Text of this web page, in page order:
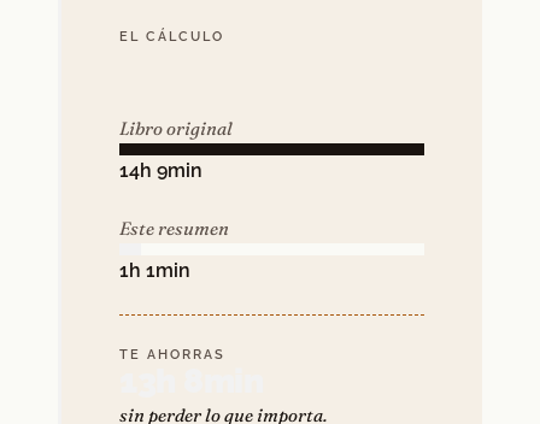
EL CÁLCULO
Libro original
14h 9min
Este resumen
1h 1min
TE AHORRAS
sin perder lo que importa.